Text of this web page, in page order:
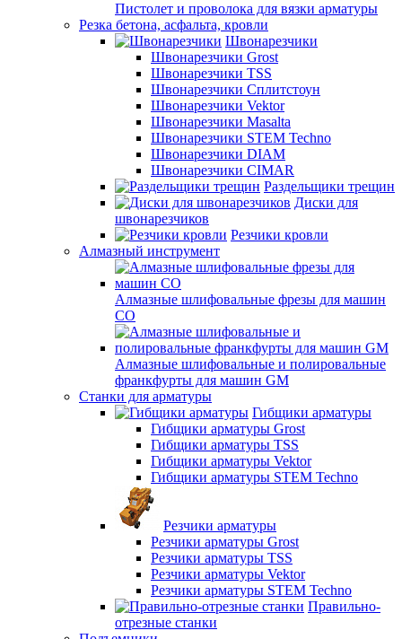
Пистолет и проволока для вязки арматуры
Резка бетона, асфальта, кровли
Швонарезчики
Швонарезчики Grost
Швонарезчики TSS
Швонарезчики Сплитстоун
Швонарезчики Vektor
Швонарезчики Masalta
Швонарезчики STEM Techno
Швонарезчики DIAM
Швонарезчики CIMAR
Раздельщики трещин
Диски для
швонарезчиков
Резчики кровли
Алмазный инструмент
Алмазные шлифовальные фрезы для машин
СО
Алмазные шлифовальные и полировальные
франкфурты для машин GM
Станки для арматуры
Гибщики арматуры
Гибщики арматуры Grost
Гибщики арматуры TSS
Гибщики арматуры Vektor
Гибщики арматуры STEM Techno
Резчики арматуры
Резчики арматуры Grost
Резчики арматуры TSS
Резчики арматуры Vektor
Резчики арматуры STEM Techno
Правильно-
отрезные станки